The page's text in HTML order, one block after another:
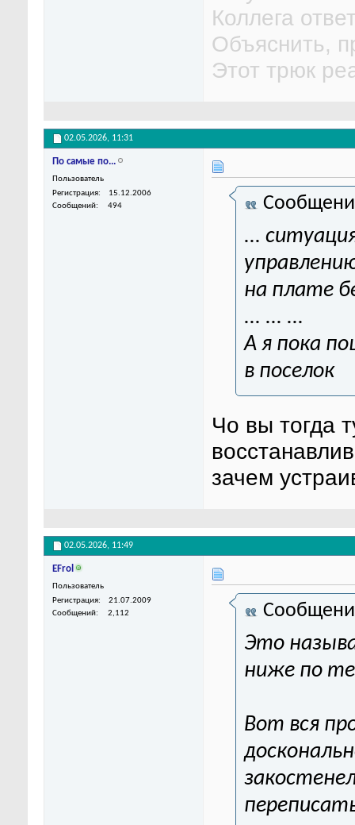
Коллега
Объяснить,
Этот трюк
02.05.2026, 11:31
По самые по...
Пользователь
Регистрация
15.12.2006
Сообщений
494
...
на плате
... ... ...
А я пока
в поселок
Чо вы тогда
зачем
02.05.2026, 11:49
EFrol
Пользователь
Регистрация
21.07.2009
Сообщений
2,112
Это
ниже по
Вот вся